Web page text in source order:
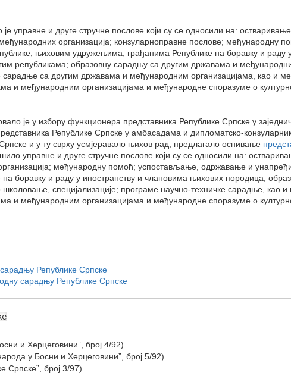
и друге стручне послове који су се односили на:
организација; конзуларноправне послове; међународну
њиховим удружењима, грађанима Републике на боравку и раду
републикама; образовну сарадњу са другим државама и
са другим државама и међународним организацијама, као и
и међународним организацијама и међународне споразуме о
је у избору функционера представника Републике Српске у
Републике Српске у амбасадама и дипломатско-
и у ту сврху усмјеравало њихов рад; предлагало оснивање
управне и друге стручне послове који су се односили на:
међународну помоћ; успостављање, одржавање и
боравку и раду у иностранству и члановима њихових породица;
специјализације; програме научно-техничке сарадње, као
и међународним организацијама и међународне споразуме о
Републике Српске
сарадњу Републике Српске
и Херцеговини”, број 4/92)
у Босни и Херцеговини”, број 5/92)
Српске”, број 3/97)